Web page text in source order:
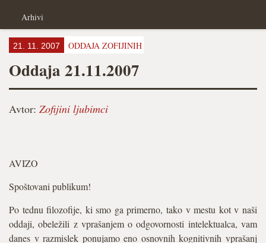
Arhivi
21. 11. 2007 ODDAJA ZOFIJINIH
Oddaja 21.11.2007
Avtor: Zofijini ljubimci
AVIZO
Spoštovani publikum!
Po tednu filozofije, ki smo ga primerno, tako v mestu kot v naši
oddaji, obeležili z vprašanjem o odgovornosti intelektualca, vam
danes v razmislek ponujamo eno osnovnih kognitivnih vprašanj